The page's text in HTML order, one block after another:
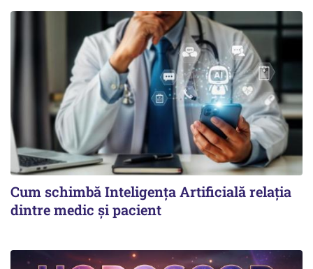
Cum schimbă Inteligența Artificială relația
dintre medic și pacient